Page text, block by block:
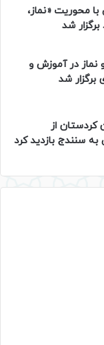
محوریت «نماز،
شد
در آموزش و
برگزار شد
کردستان از
سنندج بازدید کرد